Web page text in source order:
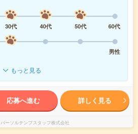
30代 40代 50代
60代
男性
もっと見る
応募へ進む 詳しく見る
パーソルテンプスタッフ株式会社